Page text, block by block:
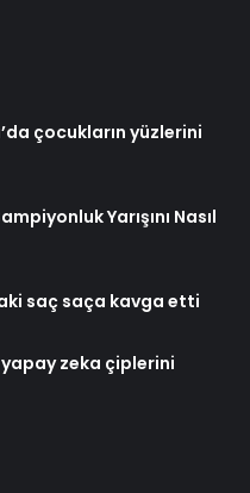
çocukların yüzlerini
Yarışını Nasıl
saç saça kavga etti
zeka çiplerini